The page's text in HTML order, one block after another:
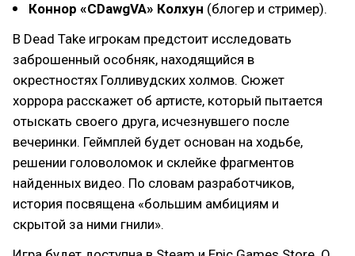
Коннор «CDawgVA» Колхун (блогер и стример).
В Dead Take игрокам предстоит исследовать
заброшенный особняк, находящийся в
окрестностях Голливудских холмов. Сюжет
хоррора расскажет об артисте, который пытается
отыскать своего друга, исчезнувшего после
вечеринки. Геймплей будет основан на ходьбе,
решении головоломок и склейке фрагментов
найденных видео. По словам разработчиков,
история посвящена «большим амбициям и
скрытой за ними гнили».